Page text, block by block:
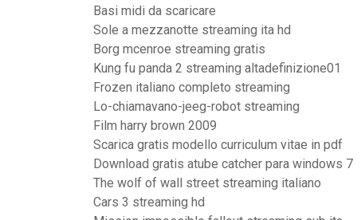
Basi midi da scaricare
Sole a mezzanotte streaming ita hd
Borg mcenroe streaming gratis
Kung fu panda 2 streaming altadefinizione01
Frozen italiano completo streaming
Lo-chiamavano-jeeg-robot streaming
Film harry brown 2009
Scarica gratis modello curriculum vitae in pdf
Download gratis atube catcher para windows 7
The wolf of wall street streaming italiano
Cars 3 streaming hd